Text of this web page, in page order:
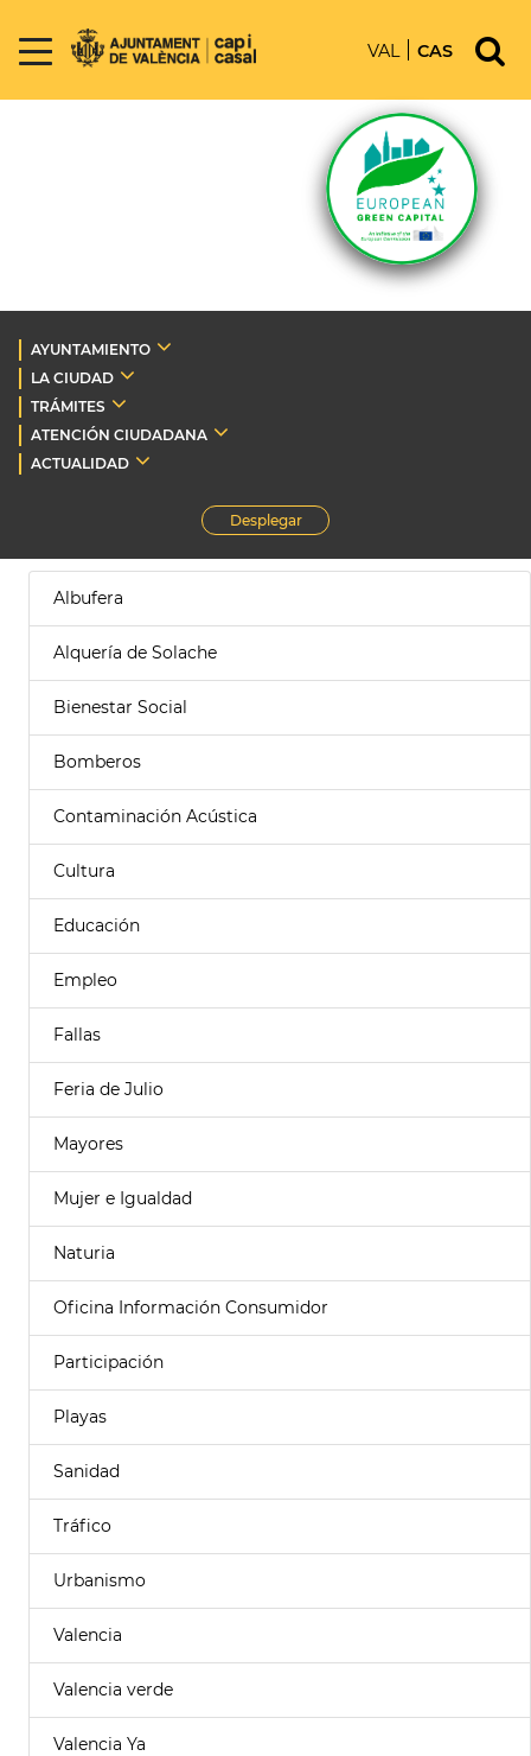
VAL CAS
AYUNTAMIENTO
LA CIUDAD
TRÁMITES
ATENCIÓN CIUDADANA
ACTUALIDAD
Desplegar
Albufera
Alquería de Solache
Bienestar Social
Bomberos
Contaminación Acústica
Cultura
Educación
Empleo
Fallas
Feria de Julio
Mayores
Mujer e Igualdad
Naturia
Oficina Información Consumidor
Participación
Playas
Sanidad
Tráfico
Urbanismo
Valencia
Valencia verde
Valencia Ya